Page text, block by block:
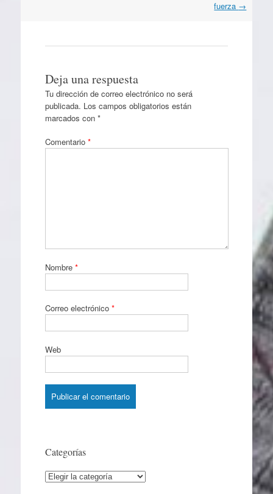
fuerza →
Deja una respuesta
Tu dirección de correo electrónico no será
publicada. Los campos obligatorios están
marcados con *
Comentario *
Nombre *
Correo electrónico *
Web
Categorías
Categorías